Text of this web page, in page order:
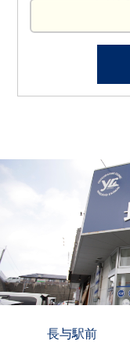
長与駅前